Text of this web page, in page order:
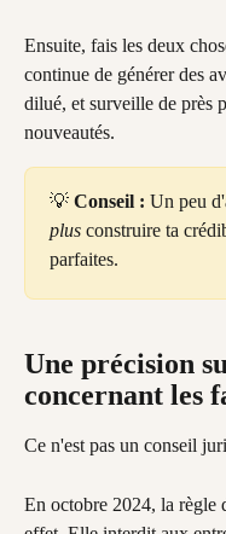
Ensuite, fais les deux
continue de générer des
dilué, et surveille de près
nouveautés.
💡 Conseil : Un peu
plus construire ta
parfaites.
Une précision
concernant les
Ce n'est pas un conseil
En octobre 2024, la règle